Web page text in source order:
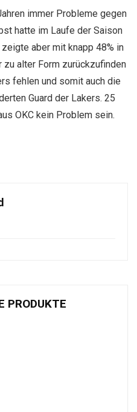
immer Probleme gegen
hatte im Laufe der Saison
aber mit knapp 48% in
alter Form zurückzufinden
fehlen und somit auch die
Guard der Lakers. 25
OKC kein Problem sein.
PRODUKTE